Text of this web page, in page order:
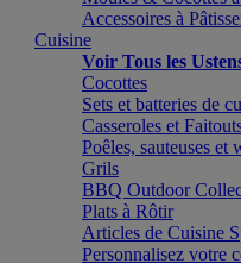
Accessoires à
Cuisine
Voir Tous les
Cocottes
Sets et batteries de
Casseroles et
Poêles, sauteuses et
Grils
BBQ Outdoor
Plats à Rôtir
Articles de Cuisine
Personnalisez votre